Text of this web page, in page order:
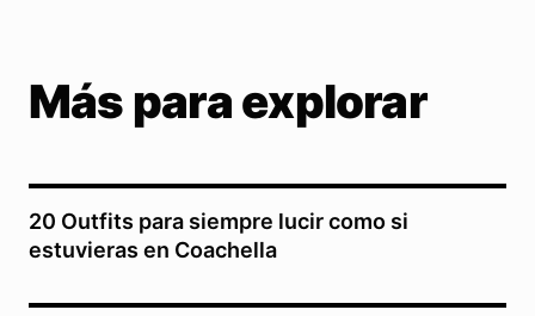
Más para explorar
20 Outfits para siempre lucir como si
estuvieras en Coachella